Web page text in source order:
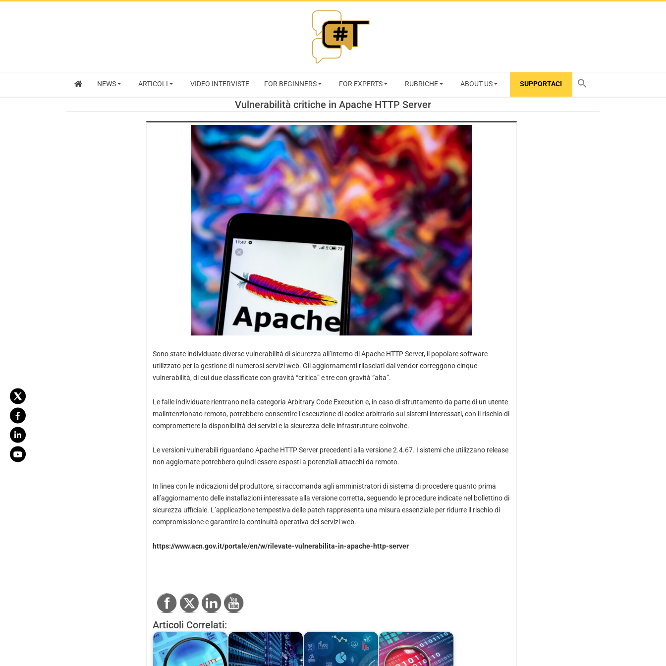
RIVISTA
CYBERSECURITY
TRENDS
NEWS ARTICOLI VIDEO INTERVISTE FOR BEGINNERS FOR EXPERTS RUBRICHE ABOUT US SUPPORTACI
Vulnerabilità critiche in Apache HTTP Server
Sono state individuate diverse vulnerabilità di sicurezza all’interno di Apache HTTP Server, il popolare software
utilizzato per la gestione di numerosi servizi web. Gli aggiornamenti rilasciati dal vendor correggono cinque
vulnerabilità, di cui due classificate con gravità “critica” e tre con gravità “alta”.
Le falle individuate rientrano nella categoria Arbitrary Code Execution e, in caso di sfruttamento da parte di un utente
malintenzionato remoto, potrebbero consentire l’esecuzione di codice arbitrario sui sistemi interessati, con il rischio di
compromettere la disponibilità dei servizi e la sicurezza delle infrastrutture coinvolte.
Le versioni vulnerabili riguardano Apache HTTP Server precedenti alla versione 2.4.67. I sistemi che utilizzano release
non aggiornate potrebbero quindi essere esposti a potenziali attacchi da remoto.
In linea con le indicazioni del produttore, si raccomanda agli amministratori di sistema di procedere quanto prima
all’aggiornamento delle installazioni interessate alla versione corretta, seguendo le procedure indicate nel bollettino di
sicurezza ufficiale. L’applicazione tempestiva delle patch rappresenta una misura essenziale per ridurre il rischio di
compromissione e garantire la continuità operativa dei servizi web.
https://www.acn.gov.it/portale/en/w/rilevate-vulnerabilita-in-apache-http-server
Articoli Correlati: